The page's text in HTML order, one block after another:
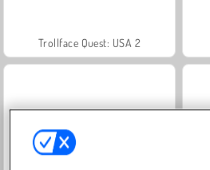
Trollface Quest: USA 2